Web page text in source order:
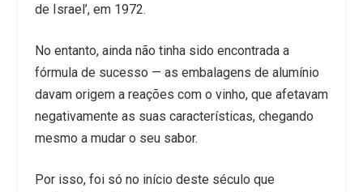
de Israel’, em 1972.
No entanto, ainda não tinha sido encontrada a
fórmula de sucesso — as embalagens de alumínio
davam origem a reações com o vinho, que afetavam
negativamente as suas características, chegando
mesmo a mudar o seu sabor.
Por isso, foi só no início deste século que